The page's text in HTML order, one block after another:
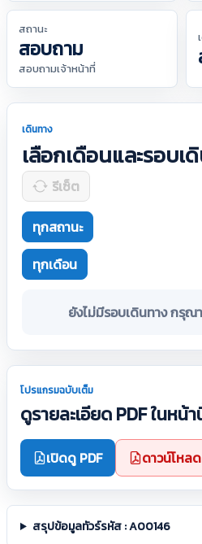
สถานะ
สอบถาม
สอบถามเจ้าหน้าที่
เดินทาง
เลือกเดือนและรอบเ
รีเซ็ต
ทุกสถานะ
ทุกเดือน
ยังไม่มีรอบเดินทาง กรุณ
โปรแกรมฉบับเต็ม
ดูรายละเอียด PDF ในหน้
เปิดดู PDF ดาวน์โหล
สรุปข้อมูลทัวร์รหัส : A00146